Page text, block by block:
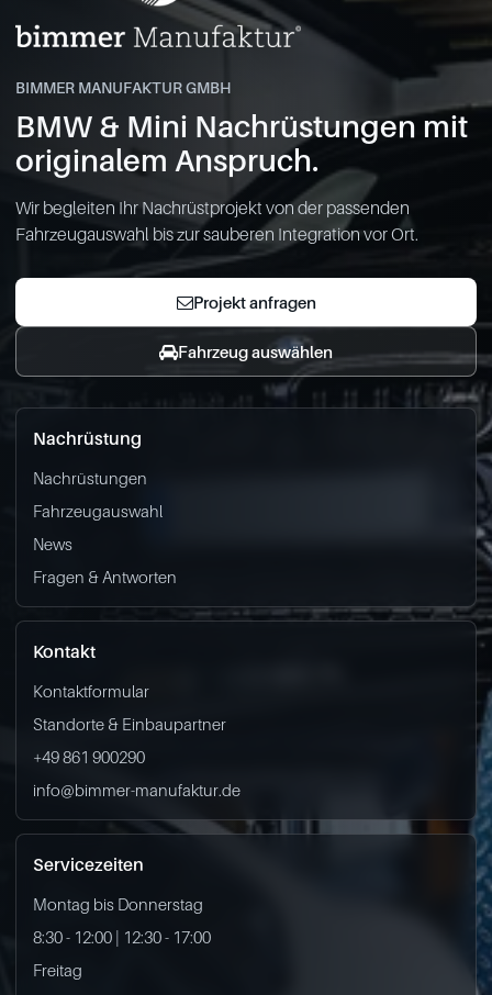
BIMMER MANUFAKTUR GMBH
BMW & Mini Nachrüstungen mit
originalem Anspruch.
Wir begleiten Ihr Nachrüstprojekt von der passenden
Fahrzeugauswahl bis zur sauberen Integration vor Ort.
Projekt anfragen
Fahrzeug auswählen
Nachrüstung
Nachrüstungen
Fahrzeugauswahl
News
Fragen & Antworten
Kontakt
Kontaktformular
Standorte & Einbaupartner
+49 861 900290
info@bimmer-manufaktur.de
Servicezeiten
Montag bis Donnerstag
8:30 - 12:00 | 12:30 - 17:00
Freitag